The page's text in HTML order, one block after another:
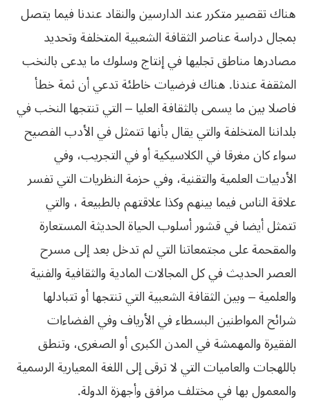
هناك تقصير متكرر عند الدارسين والنقاد عندنا فيما‮ ‬يتصل
بمجال دراسة عناصر الثقافة الشعبية المتخلفة وتحديد
مصادرها مناطق تجليها في‮ ‬إنتاج وسلوك ما‮ ‬يدعى بالنخب
المثقفة عندنا‮. ‬هناك فرضيات خاطئة تدعي‮ ‬أن ثمة خطأ
فاصلا بين ما‮ ‬يسمى بالثقافة العليا‮ – ‬التي‮ ‬تنتجها النخب في‮
‬بلداننا المتخلفة والتي‮ ‬يقال بأنها تتمثل في‮ ‬الأدب الفصيح
سواء كان مغرقا في‮ ‬الكلاسيكية أو في‮ ‬التجريب،‮ ‬وفي‮
‬الأدبيات العلمية والتقنية،‮ ‬وفي‮ ‬حزمة النظريات التي‮ ‬تفسر
علاقة الناس فيما بينهم وكذا علاقتهم بالطبيعة‮ ‬،‮ ‬والتي‮
‬تتمثل أيضا في‮ ‬قشور أسلوب الحياة الحديثة المستعارة
والمقحمة على مجتمعاتنا التي‮ ‬لم تدخل بعد إلى مسرح
العصر الحديث في‮ ‬كل المجالات المادية والثقافية والفنية
والعلمية‮ – ‬وبين الثقافة الشعبية التي‮ ‬تنتجها أو تتبادلها
شرائح المواطنين البسطاء في‮ ‬الأرياف وفي‮ ‬الفضاءات
الفقيرة والمهمشة في‮ ‬المدن الكبرى أو الصغرى،‮ ‬وتنطق
باللهجات والعاميات التي‮ ‬لا ترقى إلى اللغة المعيارية الرسمية
والمعمول بها في‮ ‬مختلف مرافق وأجهزة الدولة‮. ‬